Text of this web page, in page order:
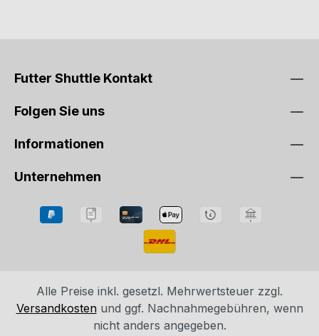
Futter Shuttle Kontakt
Folgen Sie uns
Informationen
Unternehmen
Alle Preise inkl. gesetzl. Mehrwertsteuer zzgl.
Versandkostenund ggf. Nachnahmegebühren, wenn
nicht anders angegeben.